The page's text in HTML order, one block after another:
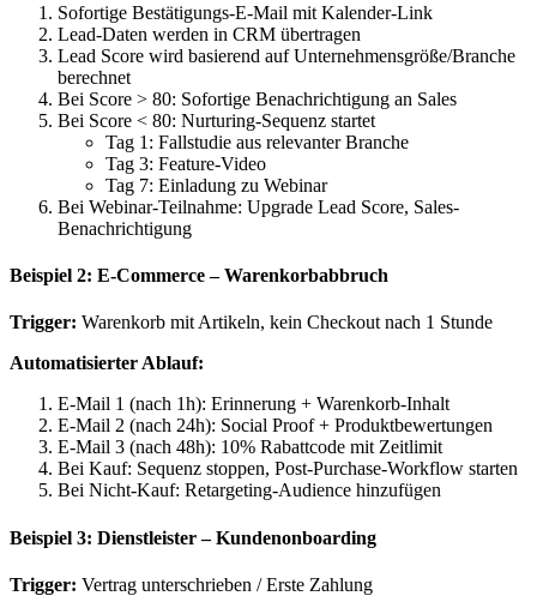
Sofortige Bestätigungs-E-Mail mit Kalender-Link
Lead-Daten werden in CRM übertragen
Lead Score wird basierend auf Unternehmensgröße/Branche
berechnet
Bei Score > 80: Sofortige Benachrichtigung an Sales
Bei Score < 80: Nurturing-Sequenz startet
Tag 1: Fallstudie aus relevanter Branche
Tag 3: Feature-Video
Tag 7: Einladung zu Webinar
Bei Webinar-Teilnahme: Upgrade Lead Score, Sales-
Benachrichtigung
Beispiel 2: E-Commerce – Warenkorbabbruch
Trigger: Warenkorb mit Artikeln, kein Checkout nach 1 Stunde
Automatisierter Ablauf:
E-Mail 1 (nach 1h): Erinnerung + Warenkorb-Inhalt
E-Mail 2 (nach 24h): Social Proof + Produktbewertungen
E-Mail 3 (nach 48h): 10% Rabattcode mit Zeitlimit
Bei Kauf: Sequenz stoppen, Post-Purchase-Workflow starten
Bei Nicht-Kauf: Retargeting-Audience hinzufügen
Beispiel 3: Dienstleister – Kundenonboarding
Trigger: Vertrag unterschrieben / Erste Zahlung